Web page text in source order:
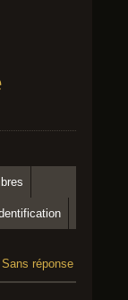
Sans réponse